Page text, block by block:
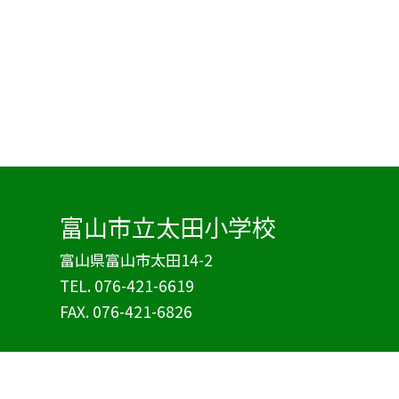
富山市立太田小学校
富山県富山市太田14-2
TEL. 076-421-6619
FAX. 076-421-6826